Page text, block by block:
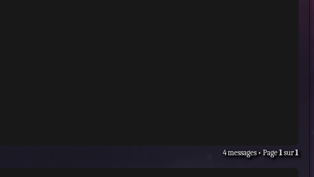
4 messages • Page1sur1